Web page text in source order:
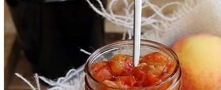
Почему Нельзя Повторно Кипятить
Воду Для Приготовления Чая Или Кофе